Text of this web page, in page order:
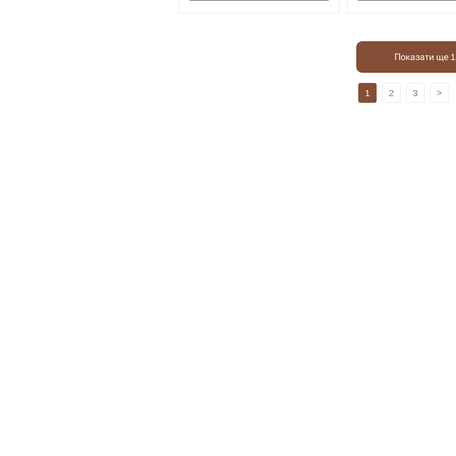
Показати ще
1 2 3 >